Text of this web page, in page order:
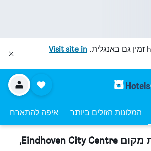
זמין גם באנגלית. Visit site in
המלונות הזולים ביותר איפה להתארח
מלונות בקרבת מקום Eindhoven City Centre,